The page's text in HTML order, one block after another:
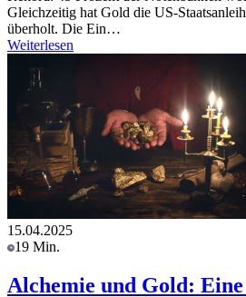
Gleichzeitig hat Gold die US-
überholt. Die Ein…
Weiterlesen
15.04.2025
19 Min.
Alchemie und Gold: